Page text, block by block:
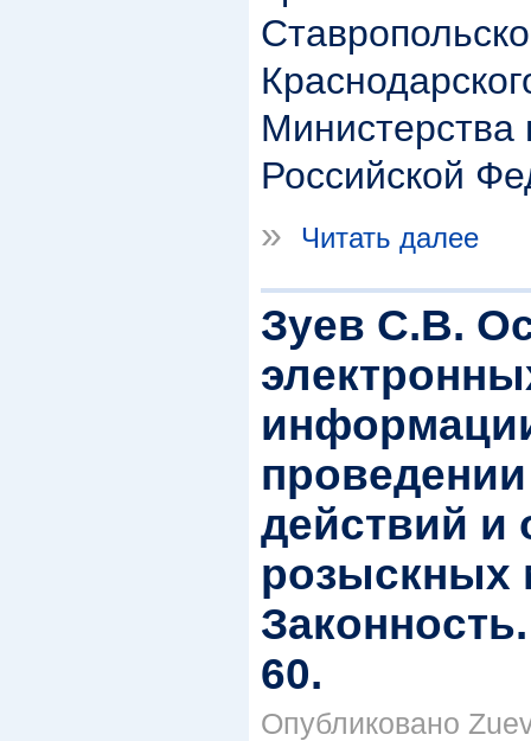
Министерства
Российской
»
Читать далее
Зуев С.В.
действий и
розыскных
60.
Опубликовано